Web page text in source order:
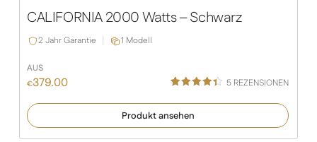
CALIFORNIA 2000 Watts – Schwarz
2 Jahr Garantie 1 Modell
AUS
€379.00
mit
4.40
von 5,
basieren
d auf
5REZENSIONEN
Produkt ansehen